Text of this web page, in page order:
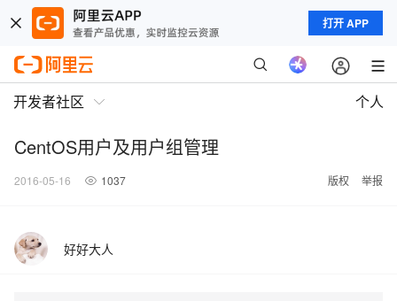
打开 APP
开发者社区 个人
CentOS用户及用户组管理
2016-05-16 1037 版权 举报
好好大人